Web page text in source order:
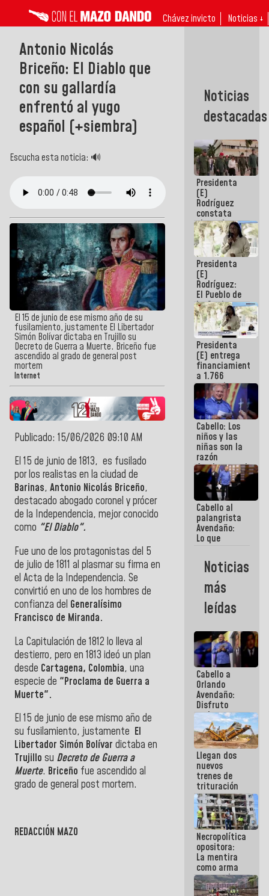
Chávez invicto Noticias ↓
Antonio Nicolás
Briceño: El Diablo que
con su gallardía
enfrentó al yugo
español (+siembra)
Escucha esta noticia: 🔊
El 15 de junio de ese mismo año de su
fusilamiento, justamente El Libertador
Simón Bolívar dictaba en Trujillo su
Decreto de Guerra a Muerte. Briceño fue
ascendido al grado de general post
mortem
Internet
Publicado: 15/06/2026 09:10 AM
El 15 de junio de 1813, es fusilado
por los realistas en la ciudad de
Barinas, Antonio Nicolás Briceño,
destacado abogado coronel y prócer
de la Independencia, mejor conocido
como "El Diablo".
Fue uno de los protagonistas del 5
de julio de 1811 al plasmar su firma en
el Acta de la Independencia. Se
convirtió en uno de los hombres de
confianza del Generalísimo
Francisco de Miranda.
La Capitulación de 1812 lo lleva al
destierro, pero en 1813 ideó un plan
desde Cartagena, Colombia, una
especie de "Proclama de Guerra a
Muerte".
El 15 de junio de ese mismo año de
su fusilamiento, justamente El
Libertador Simón Bolívar dictaba en
Trujillo su Decreto de Guerra a
Muerte. Briceño fue ascendido al
grado de general post mortem.
REDACCIÓN MAZO
Noticias
destacadas
Presidenta
(E)
Rodríguez
constata
obras de
rehabilitación
de Escuela
Militar de
Mamo en La
Guaira
Presidenta
(E)
Rodríguez:
El Pueblo de
La Guaira
siempre
estará
acompañada
por el
Gobierno
Nacional
Presidenta
(E) entrega
financiamientos
a 1.766
comerciantes
y
emprendedores
afectados
por
terremotos
Cabello: Los
niños y las
niñas son la
razón
fundamental
de todo lo
que
estamos
haciendo
Cabello al
palangrista
Avendaño:
Lo que
escribir
hazlo hoy
por que no
sabemos si
la semana
que viene
programa
Noticias
más
leídas
Cabello a
Orlando
Avendaño:
Disfruto
cada vez
que escribes
porque lo
que haces
es
embarrarla
Llegan dos
nuevos
trenes de
trituración
para
optimizar
manejo de
escombros
en La Guaira
Necropolítica
opositora:
La mentira
como arma
contra el
Pueblo